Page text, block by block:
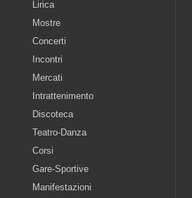
Lirica
Mostre
Concerti
Incontri
Mercati
Intrattenimento
Discoteca
Teatro-Danza
Corsi
Gare-Sportive
Manifestazioni